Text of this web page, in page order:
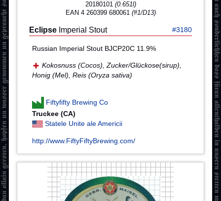
20180101 (0.651l)
EAN 4 260399 680061 (#1/D13)
Eclipse Imperial Stout #3180
Russian Imperial Stout BJCP20C 11.9%
Kokosnuss (Cocos), Zucker/Glückose(sirup),
Honig (Mel), Reis (Oryza sativa)
Fiftyfifty Brewing Co
Truckee (CA)
Statele Unite ale Americii
http://www.FiftyFiftyBrewing.com/